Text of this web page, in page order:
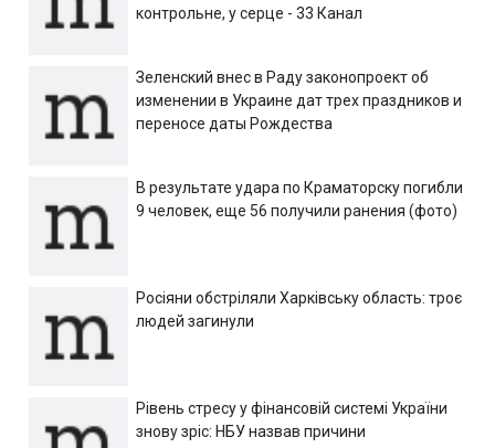
контрольне, у серце - 33 Канал
Зеленский внес в Раду законопроект об
изменении в Украине дат трех праздников и
переносе даты Рождества
В результате удара по Краматорску погибли
9 человек, еще 56 получили ранения (фото)
Росіяни обстріляли Харківську область: троє
людей загинули
Рівень стресу у фінансовій системі України
знову зріс: НБУ назвав причини